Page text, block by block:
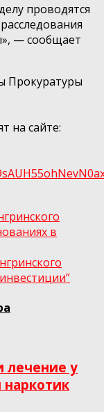
проводятся
— сообщает
Прокуратуры
на сайте:
в
лечение у